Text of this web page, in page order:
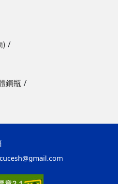
)
鋼瓶